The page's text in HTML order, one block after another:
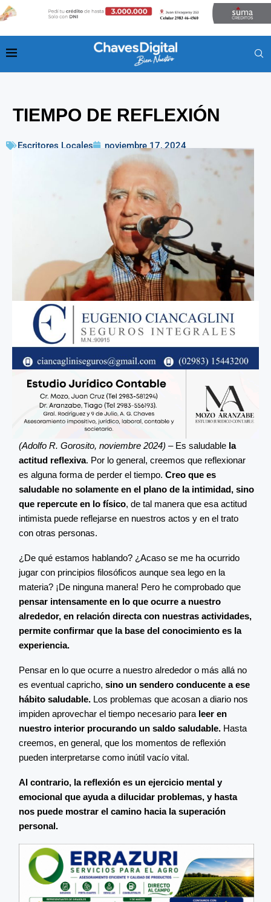
TIEMPO DE REFLEXIÓN
Escritores Locales noviembre 17, 2024
(Adolfo R. Gorosito, noviembre 2024) – Es saludable la
actitud reflexiva. Por lo general, creemos que reflexionar
es alguna forma de perder el tiempo. Creo que es
saludable no solamente en el plano de la intimidad, sino
que repercute en lo físico, de tal manera que esa actitud
intimista puede reflejarse en nuestros actos y en el trato
con otras personas.
¿De qué estamos hablando? ¿Acaso se me ha ocurrido
jugar con principios filosóficos aunque sea lego en la
materia? ¡De ninguna manera! Pero he comprobado que
pensar intensamente en lo que ocurre a nuestro
alrededor, en relación directa con nuestras actividades,
permite confirmar que la base del conocimiento es la
experiencia.
Pensar en lo que ocurre a nuestro alrededor o más allá no
es eventual capricho, sino un sendero conducente a ese
hábito saludable. Los problemas que acosan a diario nos
impiden aprovechar el tiempo necesario para leer en
nuestro interior procurando un saldo saludable. Hasta
creemos, en general, que los momentos de reflexión
pueden interpretarse como inútil vacío vital.
Al contrario, la reflexión es un ejercicio mental y
emocional que ayuda a dilucidar problemas, y hasta
nos puede mostrar el camino hacia la superación
personal.